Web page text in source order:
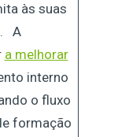
às suas
A
a melhorar
interno
o fluxo
formação